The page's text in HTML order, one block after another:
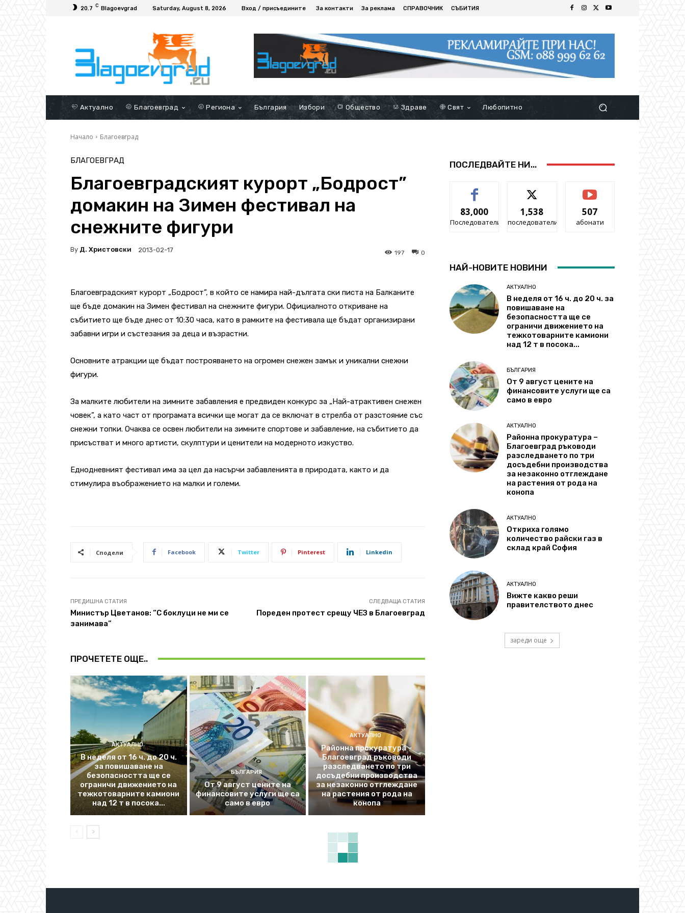
20.7 C Blagoevgrad Saturday, August 8, 2026 Вход / присъедините За контакти За реклама СПРАВОЧНИК СЪБИТИЯ
Актуално Благоевград Региона България Избори Общество Здраве Свят Любопитно
Начало Благоевград
БЛАГОЕВГРАД
Благоевградският курорт „Бодрост”
домакин на Зимен фестивал на
снежните фигури
By Д. Христовски 2013-02-17 0
197
Благоевградският курорт „Бодрост”, в който се намира най-дългата ски писта на Балканите
ще бъде домакин на Зимен фестивал на снежните фигури. Официалното откриване на
събитието ще бъде днес от 10:30 часа, като в рамките на фестивала ще бъдат организирани
забавни игри и състезания за деца и възрастни.
Основните атракции ще бъдат построяването на огромен снежен замък и уникални снежни
фигури.
За малките любители на зимните забавления е предвиден конкурс за „Най-атрактивен снежен
човек”, а като част от програмата всички ще могат да се включат в стрелба от разстояние със
снежни топки. Очаква се освен любители на зимните спортове и забавление, на събитието да
присъстват и много артисти, скулптури и ценители на модерното изкуство.
Еднодневният фестивал има за цел да насърчи забавленията в природата, както и да
стимулира въображението на малки и големи.
Сподели Facebook Twitter Pinterest Linkedin
ПРЕДИШНА СТАТИЯ
Министър Цветанов: “С боклуци не ми се
занимава”
СЛЕДВАЩА СТАТИЯ
Пореден протест срещу ЧЕЗ в Благоевград
ПРОЧЕТЕТЕ ОЩЕ..
АКТУАЛНО
В неделя от 16 ч. до 20 ч.
за повишаване на
безопасността ще се
ограничи движението на
тежкотоварните камиони
над 12 т в посока...
БЪЛГАРИЯ
От 9 август цените на
финансовите услуги ще са
само в евро
АКТУАЛНО
Районна прокуратура –
Благоевград ръководи
разследването по три
досъдебни производства
за незаконно отглеждане
на растения от рода на
конопа
ПОСЛЕДВАЙТЕ НИ...
83,000
Последователи
1,538
последователи
507
абонати
НАЙ-НОВИТЕ НОВИНИ
АКТУАЛНО
В неделя от 16 ч. до 20 ч. за
повишаване на
безопасността ще се
ограничи движението на
тежкотоварните камиони
над 12 т в посока...
БЪЛГАРИЯ
От 9 август цените на
финансовите услуги ще са
само в евро
АКТУАЛНО
Районна прокуратура –
Благоевград ръководи
разследването по три
досъдебни производства
за незаконно отглеждане
на растения от рода на
конопа
АКТУАЛНО
Откриха голямо
количество райски газ в
склад край София
АКТУАЛНО
Вижте какво реши
правителството днес
зареди още